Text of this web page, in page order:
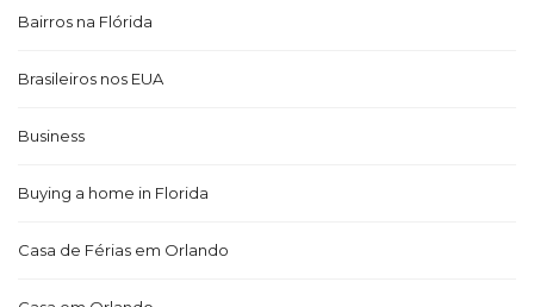
Bairros na Flórida
Brasileiros nos EUA
Business
Buying a home in Florida
Casa de Férias em Orlando